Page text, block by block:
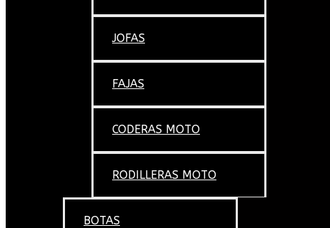
JOFAS
FAJAS
CODERAS MOTO
RODILLERAS MOTO
BOTAS